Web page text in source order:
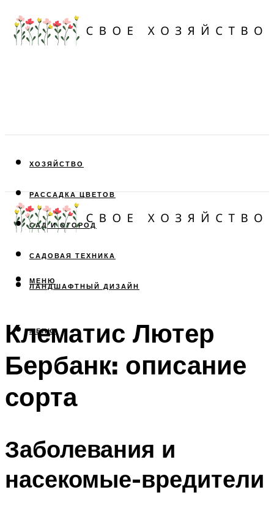
ХОЗЯЙСТВО
РАССАДКА ЦВЕТОВ
САД И ОГОРОД
САДОВАЯ ТЕХНИКА
ЛАНДШАФТНЫЙ ДИЗАЙН
МЕНЮ
МЕНЮ
Клематис Лютер
Бербанк: описание
сорта
Заболевания и
насекомые-вредители